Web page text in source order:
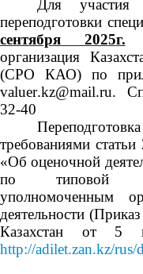
Для участия
переподготовки
сентября 2025г.
организация
(СРО КАО) по
valuer.kz@mail.ru.
32-40
требованиями
«Об оценочной
по типовой
уполномоченным
деятельности
Казахстан от
http://adilet.zan.kz/